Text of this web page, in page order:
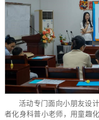
活动专门面向小朋友设
者化身科普小老师，用童趣